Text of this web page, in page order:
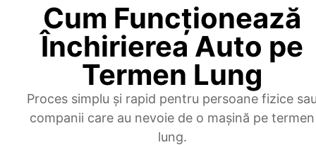
Cum Funcționează
Închirierea Auto pe
Termen Lung
Proces simplu și rapid pentru persoane fizice
companii care au nevoie de o mașină pe termen
lung.